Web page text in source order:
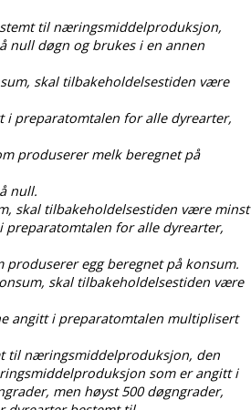
til næringsmiddelproduksjon,
null døgn og brukes i en annen
skal tilbakeholdelsestiden være
i preparatomtalen for alle dyrearter,
produserer melk beregnet på
null.
skal tilbakeholdelsestiden være minst
preparatomtalen for alle dyrearter,
egg beregnet på konsum.
skal tilbakeholdelsestiden være
angitt i preparatomtalen multiplisert
til næringsmiddelproduksjon, den
som er angitt i
men høyst 500 døgngrader,